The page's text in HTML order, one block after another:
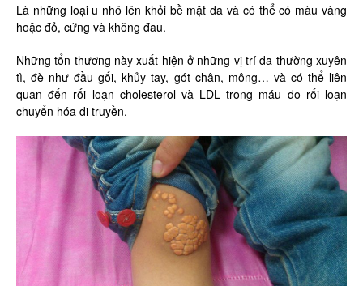
Là những loại u nhô lên khỏi bề mặt da và có thể có màu vàng
hoặc đỏ, cứng và không đau.
Những tổn thương này xuất hiện ở những vị trí da thường xuyên
tì, đè như đầu gối, khủy tay, gót chân, mông… và có thể liên
quan đến rối loạn cholesterol và LDL trong máu do rối loạn
chuyển hóa di truyền.